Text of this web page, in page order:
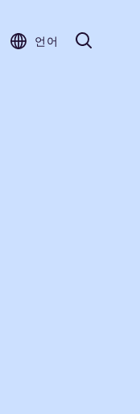
언어